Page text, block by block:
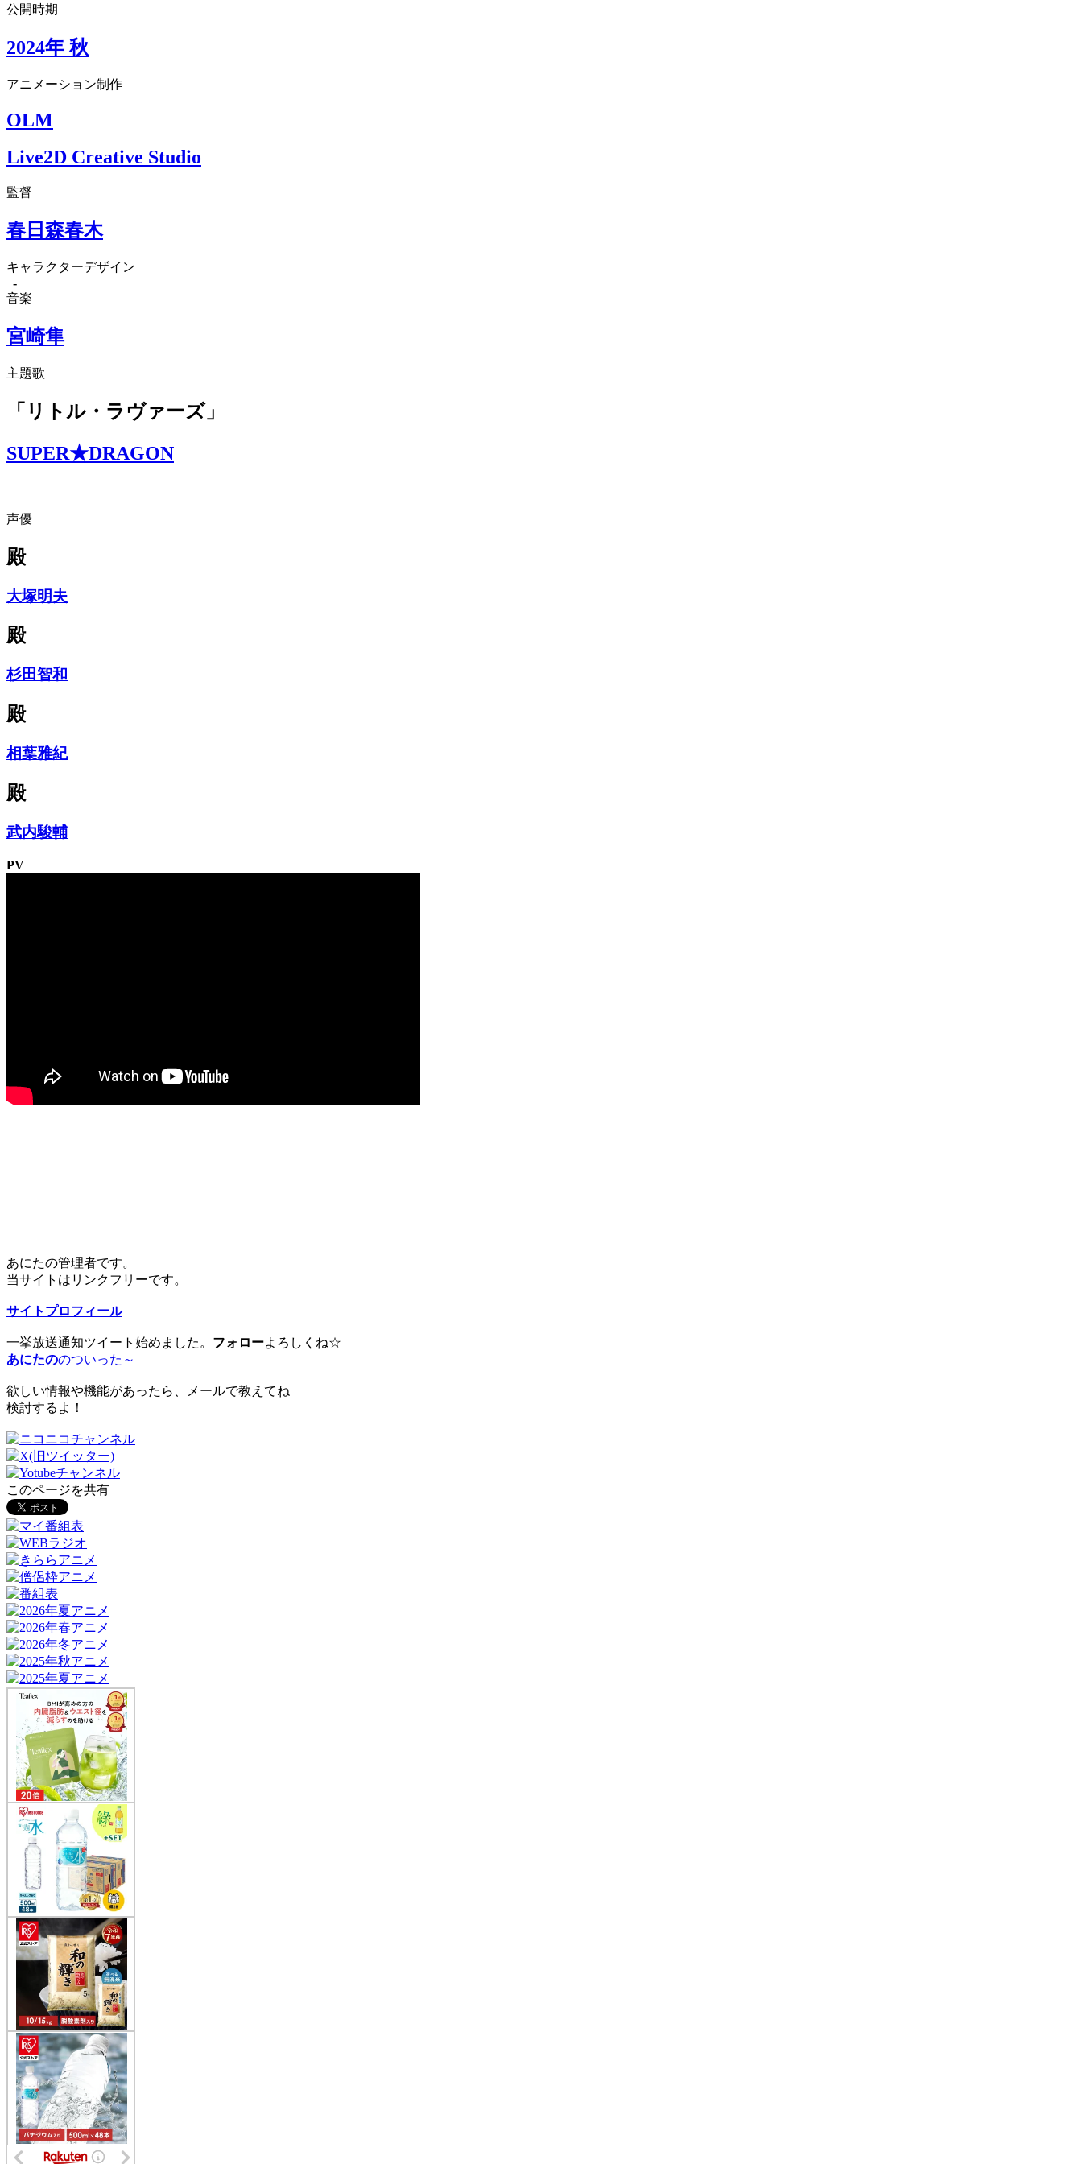
公開時期
2024年 秋
アニメーション制作
OLM
Live2D Creative Studio
監督
春日森春木
キャラクターデザイン
-
音楽
宮崎隼
主題歌
「リトル・ラヴァーズ」
SUPER★DRAGON
声優
殿
大塚明夫
殿
杉田智和
殿
相葉雅紀
殿
武内駿輔
PV
あにたの管理者です。
当サイトはリンクフリーです。
サイトプロフィール
一挙放送通知ツイート始めました。 フォローよろしくね☆
あにたののついった～
欲しい情報や機能があったら、メールで教えてね
検討するよ！
このページを共有